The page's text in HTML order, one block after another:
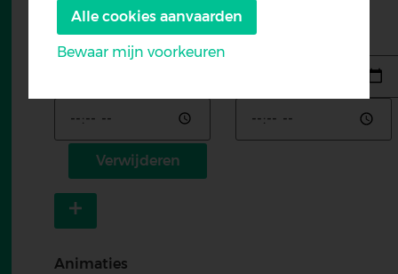
Data
Begindatum
Verwijderen
toevoegen
Animaties
Alle cookies aanvaarden
Bewaar mijn voorkeuren